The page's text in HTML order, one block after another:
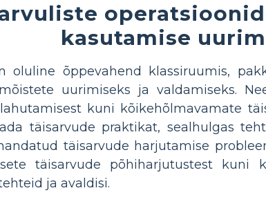
kasutamise
oluline õppevahend klassiruumis,
uurimiseks ja valdamiseks.
kuni kõikehõlmavamate
täisarvude praktikat, sealhulgas
täisarvude harjutamise
täisarvude põhiharjutustest kuni
ja avaldisi.